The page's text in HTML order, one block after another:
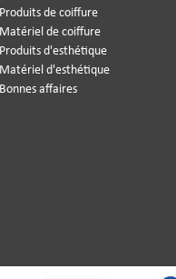
Produits de coiffure
Matériel de coiffure
Produits d'esthétique
Matériel d'esthétique
Bonnes affaires